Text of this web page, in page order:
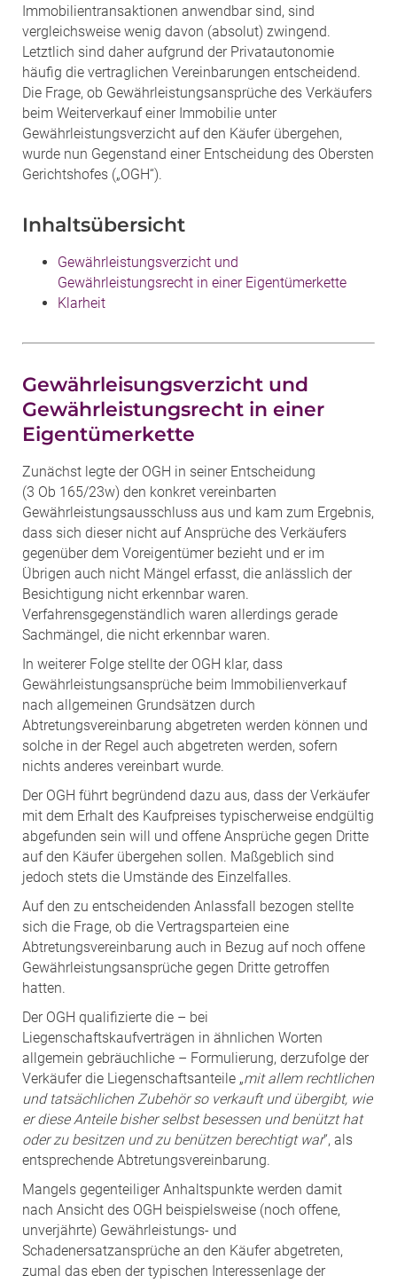
Immobilientransaktionen anwendbar sind, sind
vergleichsweise wenig davon (absolut) zwingend.
Letztlich sind daher aufgrund der Privatautonomie
häufig die vertraglichen Vereinbarungen entscheidend.
Die Frage, ob Gewährleistungsansprüche des Verkäufers
beim Weiterverkauf einer Immobilie unter
Gewährleistungsverzicht auf den Käufer übergehen,
wurde nun Gegenstand einer Entscheidung des Obersten
Gerichtshofes („OGH“).
Inhaltsübersicht
Gewährleistungsverzicht und
Gewährleistungsrecht in einer Eigentümerkette
Klarheit
Gewährleisungsverzicht und
Gewährleistungsrecht in einer
Eigentümerkette
Zunächst legte der OGH in seiner Entscheidung
(3 Ob 165/23w) den konkret vereinbarten
Gewährleistungsausschluss aus und kam zum Ergebnis,
dass sich dieser nicht auf Ansprüche des Verkäufers
gegenüber dem Voreigentümer bezieht und er im
Übrigen auch nicht Mängel erfasst, die anlässlich der
Besichtigung nicht erkennbar waren.
Verfahrensgegenständlich waren allerdings gerade
Sachmängel, die nicht erkennbar waren.
In weiterer Folge stellte der OGH klar, dass
Gewährleistungsansprüche beim Immobilienverkauf
nach allgemeinen Grundsätzen durch
Abtretungsvereinbarung abgetreten werden können und
solche in der Regel auch abgetreten werden, sofern
nichts anderes vereinbart wurde.
Der OGH führt begründend dazu aus, dass der Verkäufer
mit dem Erhalt des Kaufpreises typischerweise endgültig
abgefunden sein will und offene Ansprüche gegen Dritte
auf den Käufer übergehen sollen. Maßgeblich sind
jedoch stets die Umstände des Einzelfalles.
Auf den zu entscheidenden Anlassfall bezogen stellte
sich die Frage, ob die Vertragsparteien eine
Abtretungsvereinbarung auch in Bezug auf noch offene
Gewährleistungsansprüche gegen Dritte getroffen
hatten.
Der OGH qualifizierte die – bei
Liegenschaftskaufverträgen in ähnlichen Worten
allgemein gebräuchliche – Formulierung, derzufolge der
Verkäufer die Liegenschaftsanteile „mit allem rechtlichen
und tatsächlichen Zubehör so verkauft und übergibt, wie
er diese Anteile bisher selbst besessen und benützt hat
oder zu besitzen und zu benützen berechtigt war“, als
entsprechende Abtretungsvereinbarung.
Mangels gegenteiliger Anhaltspunkte werden damit
nach Ansicht des OGH beispielsweise (noch offene,
unverjährte) Gewährleistungs- und
Schadenersatzansprüche an den Käufer abgetreten,
zumal das eben der typischen Interessenlage der